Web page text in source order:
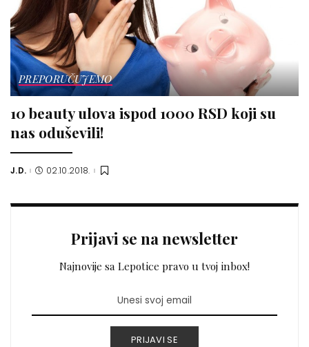
PREPORUČUJEMO
10 beauty ulova ispod 1000 RSD koji su
nas oduševili!
Posted
J.D. 02.10.2018.
Prijavi se na newsletter
Najnovije sa Lepotice pravo u tvoj inbox!
PRIJAVI SE